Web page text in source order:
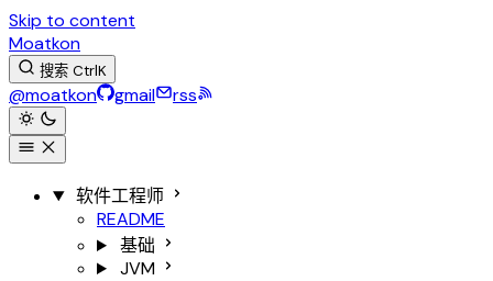
Skip to content
Moatkon
搜索 CtrlK
@moatkon gmail rss
软件工程师
README
基础
JVM